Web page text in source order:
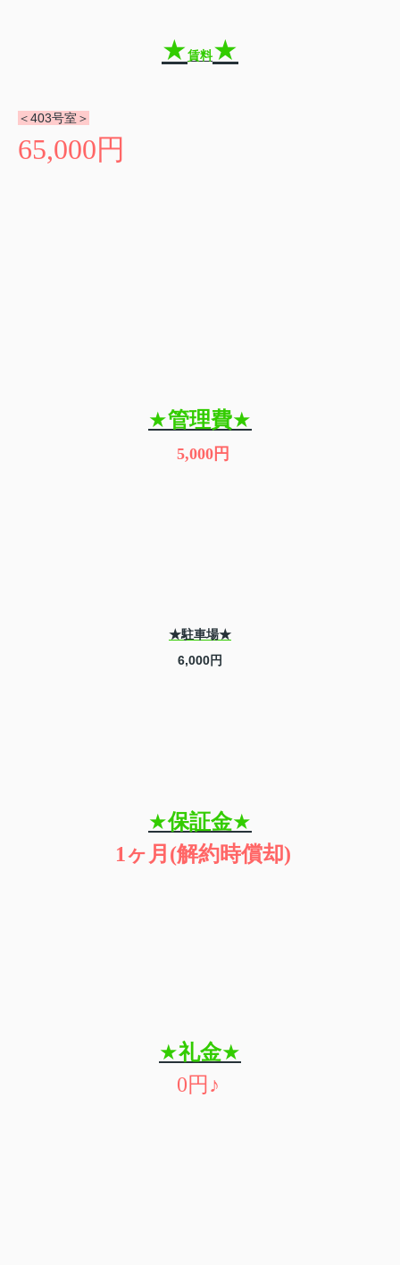
★賃料★
＜403号室＞
65,000円
★管理費★
5,000円
★駐車場★
6,000円
★保証金★
1ヶ月 (解約時償却)
★礼金★
0円 ♪